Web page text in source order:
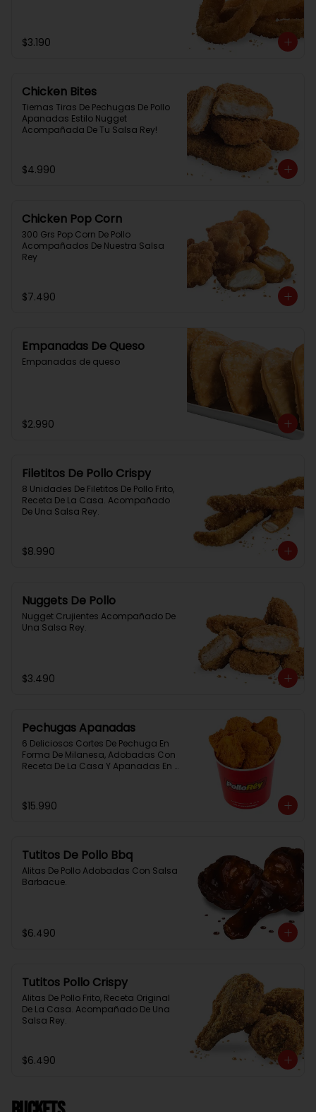
$3.190
Chicken Bites
Tiernas Tiras De Pechugas De Pollo
Apanadas Estilo Nugget
Acompañada De Tu Salsa Rey!
$4.990
Chicken Pop Corn
300 Grs Pop Corn De Pollo
Acompañados De Nuestra Salsa
Rey
$7.490
Empanadas De Queso
Empanadas de queso
$2.990
Filetitos De Pollo Crispy
8 Unidades De Filetitos De Pollo Frito,
Receta De La Casa. Acompañado
De Una Salsa Rey.
$8.990
Nuggets De Pollo
Nugget Crujientes Acompañado De
Una Salsa Rey.
$3.490
Pechugas Apanadas
6 Deliciosos Cortes De Pechuga En
Forma De Milanesa, Adobadas Con
Receta De La Casa Y Apanadas En
$15.990
Tutitos De Pollo Bbq
Alitas De Pollo Adobadas Con Salsa
Barbacue.
$6.490
Tutitos Pollo Crispy
Alitas De Pollo Frito, Receta Original
De La Casa. Acompañado De Una
Salsa Rey.
$6.490